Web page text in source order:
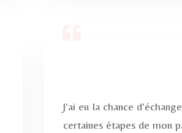
J'ai eu la chance
certaines étapes de mon